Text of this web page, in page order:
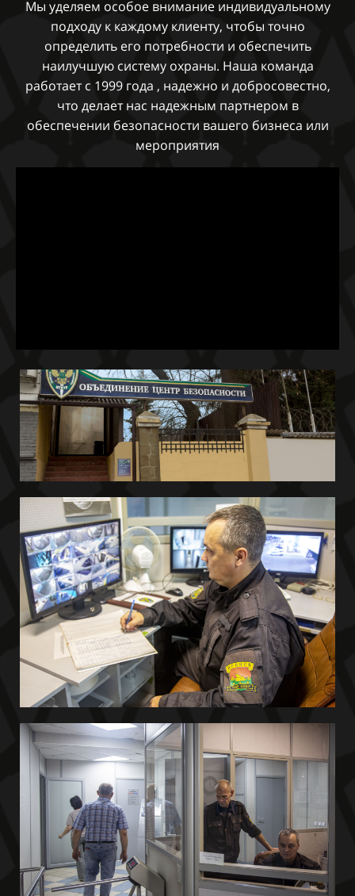
Мы уделяем особое внимание индивидуальному
подходу к каждому клиенту, чтобы точно
определить его потребности и обеспечить
наилучшую систему охраны. Наша команда
работает с 1999 года , надежно и добросовестно,
что делает нас надежным партнером в
обеспечении безопасности вашего бизнеса или
мероприятия